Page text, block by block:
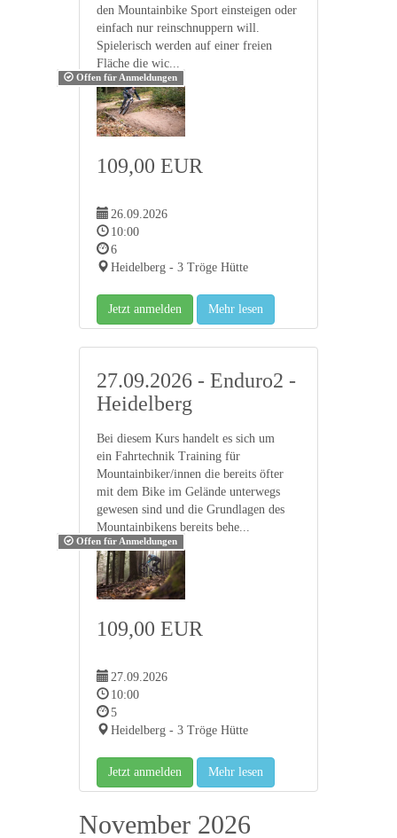
den Mountainbike Sport einsteigen oder
einfach nur reinschnuppern will.
Spielerisch werden auf einer freien
Fläche die wic...
Offen für Anmeldungen
109,00 EUR
26.09.2026
10:00
6
Heidelberg - 3 Tröge Hütte
Jetzt anmelden Mehr lesen
27.09.2026 - Enduro2 -
Heidelberg
Bei diesem Kurs handelt es sich um
ein Fahrtechnik Training für
Mountainbiker/innen die bereits öfter
mit dem Bike im Gelände unterwegs
gewesen sind und die Grundlagen des
Mountainbikens bereits behe...
Offen für Anmeldungen
109,00 EUR
27.09.2026
10:00
5
Heidelberg - 3 Tröge Hütte
Jetzt anmelden Mehr lesen
November 2026